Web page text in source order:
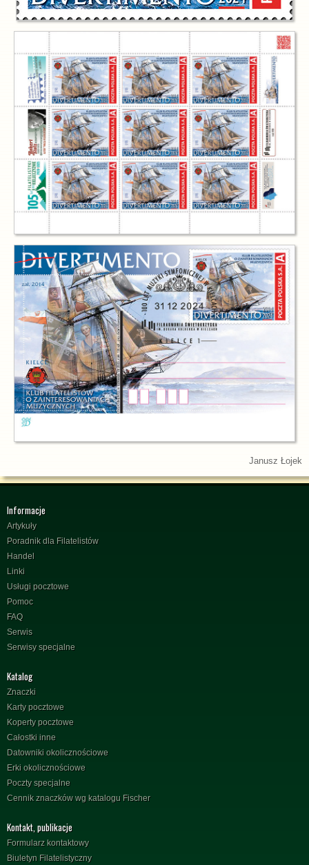
Janusz Łojek
Informacje
Artykuły
Poradnik dla Filatelistów
Handel
Linki
Usługi pocztowe
Pomoc
FAQ
Serwis
Serwisy specjalne
Katalog
Znaczki
Karty pocztowe
Koperty pocztowe
Całostki inne
Datowniki okolicznościowe
Erki okolicznościowe
Poczty specjalne
Cennik znaczków wg katalogu Fischer
Kontakt, publikacje
Formularz kontaktowy
Biuletyn Filatelistyczny